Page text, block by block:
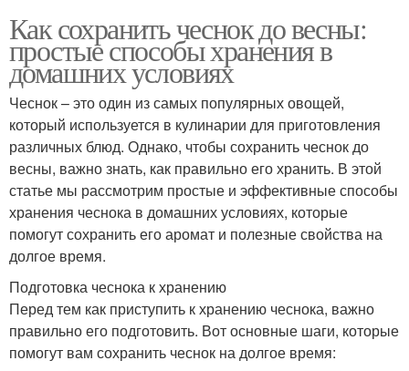
Как сохранить чеснок до весны:
простые способы хранения в
домашних условиях
Чеснок – это один из самых популярных овощей,
который используется в кулинарии для приготовления
различных блюд. Однако, чтобы сохранить чеснок до
весны, важно знать, как правильно его хранить. В этой
статье мы рассмотрим простые и эффективные способы
хранения чеснока в домашних условиях, которые
помогут сохранить его аромат и полезные свойства на
долгое время.
Подготовка чеснока к хранению
Перед тем как приступить к хранению чеснока, важно
правильно его подготовить. Вот основные шаги, которые
помогут вам сохранить чеснок на долгое время: